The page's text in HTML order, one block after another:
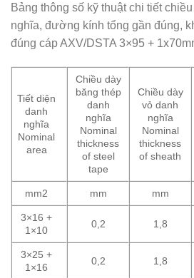
Bảng thông số kỹ thuật chi tiết
nghĩa, đường kính tổng gần đúng,
đúng cáp AXV/DSTA 3×95 +
Tiết diện
danh
nghĩa
Nominal
area
Chiều dày
băng thép
danh
nghĩa
Nominal
thickness
of steel
tape
Chiều dày
vỏ danh
nghĩa
Nominal
thickness
of sheath
mm2 mm mm
3×16 +
1×10
0,2 1,8
3×25 +
1×16
0,2 1,8